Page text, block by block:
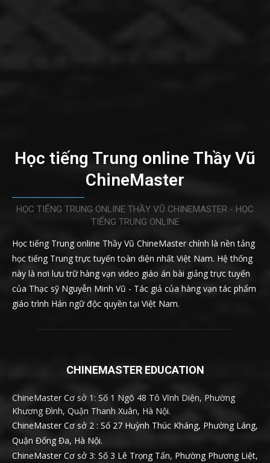
Học tiếng Trung online Thầy Vũ
ChineMaster
HỌC TIẾNG TRUNG ONLINE THẦY VŨ CHINEMASTER - HỌC
TIẾNG TRUNG ONLINE
Học tiếng Trung online Thầy Vũ ChineMaster chính là nền tảng
học tiếng Trung trực tuyến toàn diện nhất Việt Nam. Hệ thống
này là nơi lưu trữ hàng vạn video giáo án bài giảng trực tuyến
của Thạc sỹ Nguyễn Minh Vũ - Tác giả của hàng vạn tác phẩm
giáo trình Hán ngữ độc quyền tại Việt Nam.
CHINEMASTER EDUCATION
ChineMaster Cơ sở 1: Số 1 Ngõ 48 Tô Vĩnh Diện, Phường
Khương Đình, Quận Thanh Xuân, Hà Nội.
ChineMaster Cơ sở 2 : Số 27 Huỳnh Thúc Kháng, Phường Láng,
Quận Đống Đa, Hà Nội.
ChineMaster Cơ sở 3: Số 3 Lê Trọng Tấn, Phường Phương Liệt,